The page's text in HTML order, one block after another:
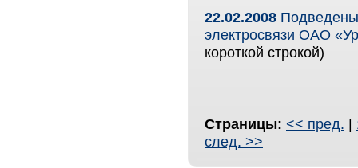
22.02.2008
электросвязи ОАО
короткой строкой)
Страницы: << пред. |
след. >>